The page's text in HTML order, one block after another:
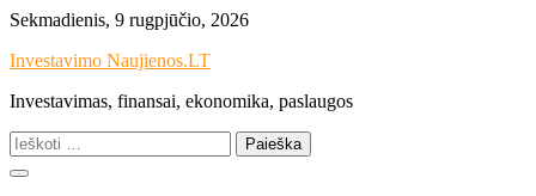
Skip
content
Sekmadienis, 9 rugpjūčio, 2026
Investavimo Naujienos.LT
Investavimas, finansai, ekonomika, paslaugos
Ieškoti: